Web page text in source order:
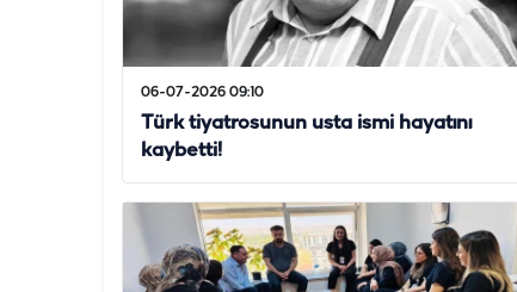
06-07-2026 09:10
Türk tiyatrosunun usta ismi hayatını
kaybetti!